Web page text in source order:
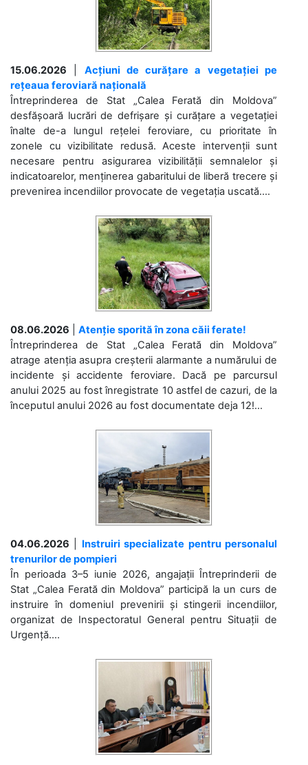
15.06.2026
Acțiuni de curățare a vegetației pe
rețeaua feroviară națională
Întreprinderea de Stat „Calea Ferată din Moldova”
desfășoară lucrări de defrișare și curățare a vegetației
înalte de-a lungul rețelei feroviare, cu prioritate în
zonele cu vizibilitate redusă. Aceste intervenții sunt
necesare pentru asigurarea vizibilității semnalelor și
indicatoarelor, menținerea gabaritului de liberă trecere și
prevenirea incendiilor provocate de vegetația uscată....
08.06.2026
Atenție sporită în zona căii ferate!
Întreprinderea de Stat „Calea Ferată din Moldova”
atrage atenția asupra creșterii alarmante a numărului de
incidente și accidente feroviare. Dacă pe parcursul
anului 2025 au fost înregistrate 10 astfel de cazuri, de la
începutul anului 2026 au fost documentate deja 12!...
04.06.2026
Instruiri specializate pentru personalul
trenurilor de pompieri
În perioada 3–5 iunie 2026, angajații Întreprinderii de
Stat „Calea Ferată din Moldova” participă la un curs de
instruire în domeniul prevenirii și stingerii incendiilor,
organizat de Inspectoratul General pentru Situații de
Urgență....